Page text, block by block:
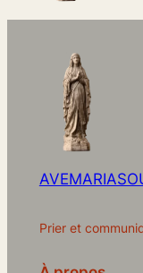
Prier et